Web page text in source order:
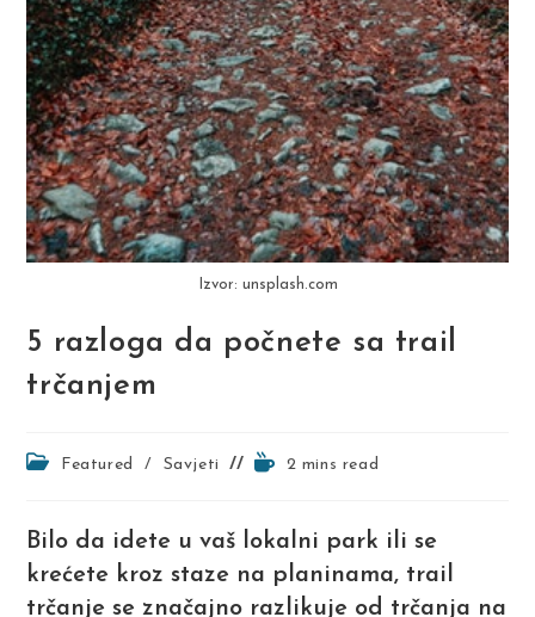
Izvor: unsplash.com
5 razloga da počnete sa trail
trčanjem
PostFeatured / Savjeti
Reading2 mins read
Bilo da idete u vaš lokalni park ili se
krećete kroz staze na planinama, trail
trčanje se značajno razlikuje od trčanja na